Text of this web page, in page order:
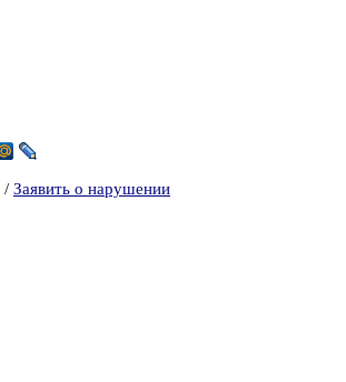
/ Заявить о нарушении